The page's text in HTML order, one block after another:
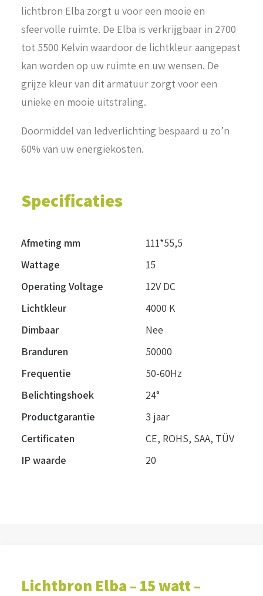
lichtbron Elba zorgt u voor een mooie en
sfeervolle ruimte. De Elba is verkrijgbaar in 2700
tot 5500 Kelvin waardoor de lichtkleur aangepast
kan worden op uw ruimte en uw wensen. De
grijze kleur van dit armatuur zorgt voor een
unieke en mooie uitstraling.
Doormiddel van ledverlichting bespaard u zo’n
60% van uw energiekosten.
Specificaties
Afmeting mm
111*55,5
Wattage
15
Operating Voltage
12V DC
Lichtkleur
4000 K
Dimbaar
Nee
Branduren
50000
Frequentie
50-60Hz
Belichtingshoek
24°
Productgarantie
3 jaar
Certificaten
CE, ROHS, SAA, TÜV
IP waarde
20
Lichtbron Elba – 15 watt –